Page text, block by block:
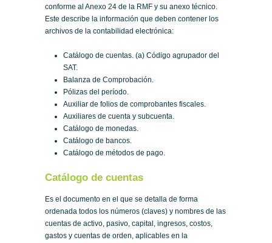
conforme al Anexo 24 de la RMF y su anexo técnico.
Este describe la información que deben contener los
archivos de la contabilidad electrónica:
Catálogo de cuentas. (a) Código agrupador del
SAT.
Balanza de Comprobación.
Pólizas del período.
Auxiliar de folios de comprobantes fiscales.
Auxiliares de cuenta y subcuenta.
Catálogo de monedas.
Catálogo de bancos.
Catálogo de métodos de pago.
Catálogo de cuentas
Es el documento en el que se detalla de forma
ordenada todos los números (claves) y nombres de las
cuentas de activo, pasivo, capital, ingresos, costos,
gastos y cuentas de orden, aplicables en la